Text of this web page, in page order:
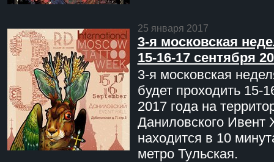
25 января 2017
3-я московская
15-16-17 сентября
3-я московская
будет проходить 15-
2017 года на
Даниловского Ивент
находится в 10
метро Тульская.